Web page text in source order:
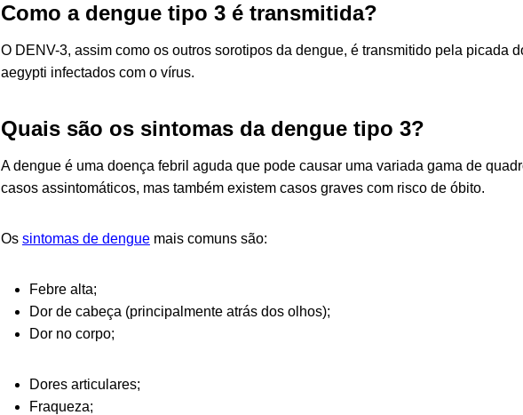
Como a dengue tipo 3 é transmitida?
O DENV-3, assim como os outros sorotipos da dengue, é transmitido pela picada
aegypti infectados com o vírus.
Quais são os sintomas da dengue tipo 3?
A dengue é uma doença febril aguda que pode causar uma variada gama de
casos assintomáticos, mas também existem casos graves com risco de óbito.
Os sintomas de denguemais comuns são:
Febre alta;
Dor de cabeça (principalmente atrás dos olhos);
Dor no corpo;
Dores articulares;
Fraqueza;